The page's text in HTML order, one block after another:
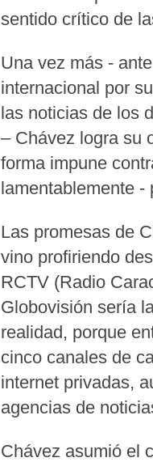
sentido crítico de
Una vez más -
internacional por
las noticias de los
– Chávez logra su
forma impune
lamentablemente -
Las promesas de
vino profiriendo
RCTV (Radio
Globovisión sería
realidad, porque
cinco canales de
internet privadas,
agencias de
Chávez asumió el